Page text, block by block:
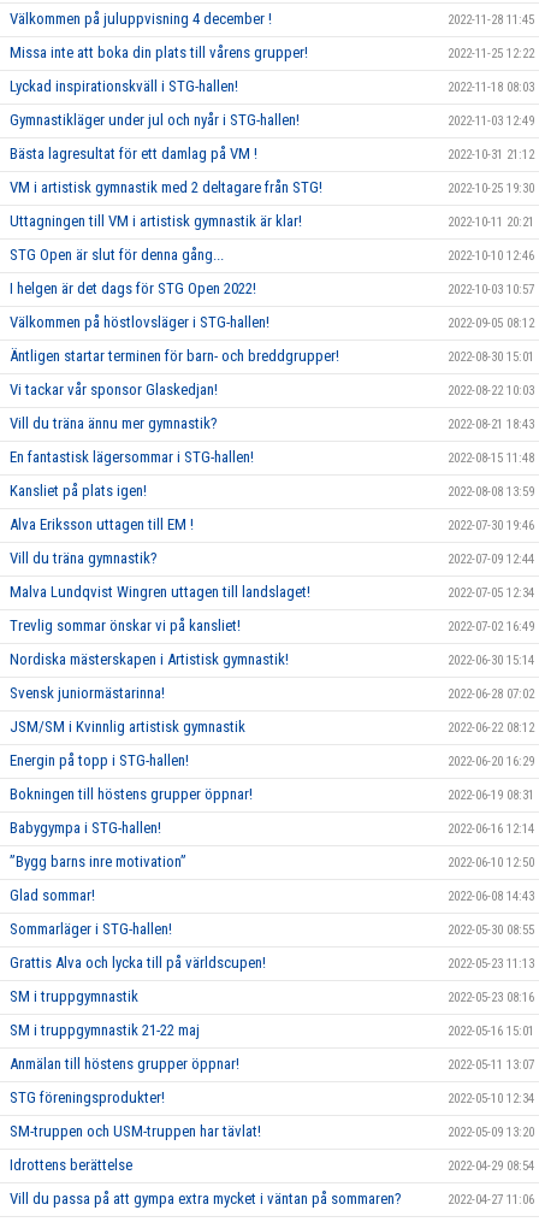
Välkommen på juluppvisning 4 december ! 2022-11-28 11:45
Missa inte att boka din plats till vårens grupper! 2022-11-25 12:22
Lyckad inspirationskväll i STG-hallen! 2022-11-18 08:03
Gymnastikläger under jul och nyår i STG-hallen! 2022-11-03 12:49
Bästa lagresultat för ett damlag på VM ! 2022-10-31 21:12
VM i artistisk gymnastik med 2 deltagare från STG! 2022-10-25 19:30
Uttagningen till VM i artistisk gymnastik är klar! 2022-10-11 20:21
STG Open är slut för denna gång... 2022-10-10 12:46
I helgen är det dags för STG Open 2022! 2022-10-03 10:57
Välkommen på höstlovsläger i STG-hallen! 2022-09-05 08:12
Äntligen startar terminen för barn- och breddgrupper! 2022-08-30 15:01
Vi tackar vår sponsor Glaskedjan! 2022-08-22 10:03
Vill du träna ännu mer gymnastik? 2022-08-21 18:43
En fantastisk lägersommar i STG-hallen! 2022-08-15 11:48
Kansliet på plats igen! 2022-08-08 13:59
Alva Eriksson uttagen till EM ! 2022-07-30 19:46
Vill du träna gymnastik? 2022-07-09 12:44
Malva Lundqvist Wingren uttagen till landslaget! 2022-07-05 12:34
Trevlig sommar önskar vi på kansliet! 2022-07-02 16:49
Nordiska mästerskapen i Artistisk gymnastik! 2022-06-30 15:14
Svensk juniormästarinna! 2022-06-28 07:02
JSM/SM i Kvinnlig artistisk gymnastik 2022-06-22 08:12
Energin på topp i STG-hallen! 2022-06-20 16:29
Bokningen till höstens grupper öppnar! 2022-06-19 08:31
Babygympa i STG-hallen! 2022-06-16 12:14
”Bygg barns inre motivation” 2022-06-10 12:50
Glad sommar! 2022-06-08 14:43
Sommarläger i STG-hallen! 2022-05-30 08:55
Grattis Alva och lycka till på världscupen! 2022-05-23 11:13
SM i truppgymnastik 2022-05-23 08:16
SM i truppgymnastik 21-22 maj 2022-05-16 15:01
Anmälan till höstens grupper öppnar! 2022-05-11 13:07
STG föreningsprodukter! 2022-05-10 12:34
SM-truppen och USM-truppen har tävlat! 2022-05-09 13:20
Idrottens berättelse 2022-04-29 08:54
Vill du passa på att gympa extra mycket i väntan på sommaren? 2022-04-27 11:06